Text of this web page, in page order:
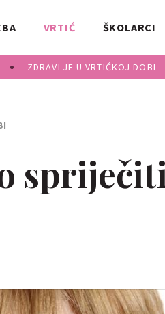
VRTIĆ
ZDRAVLJE U VRTIĆKOJ DOBI
ŠKOLARCI